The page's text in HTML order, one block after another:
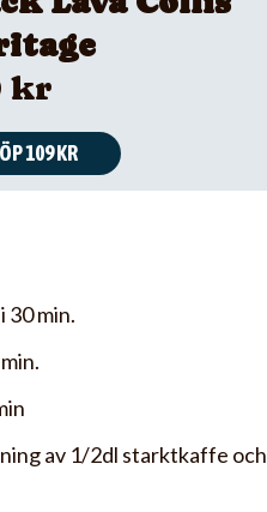
kr
109 KR
30 min.
av 1/2dl starktkaffe och